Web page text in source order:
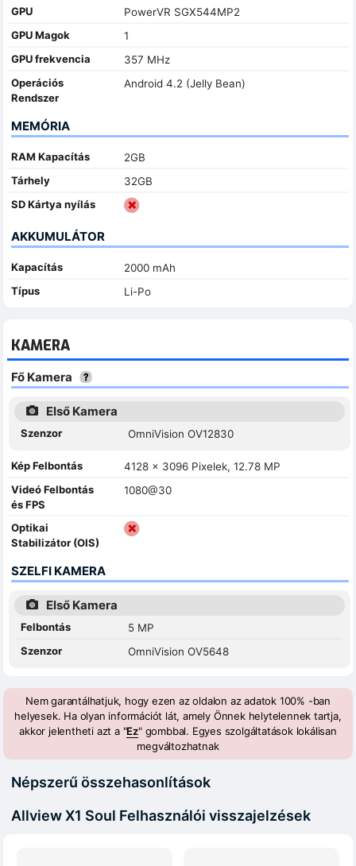
GPU
PowerVR SGX544MP2
GPU Magok
1
GPU frekvencia
357 MHz
Operációs
Rendszer
Android 4.2 (Jelly Bean)
MEMÓRIA
RAM Kapacítás
2GB
Tárhely
32GB
SD Kártya nyílás
AKKUMULÁTOR
Kapacítás
2000 mAh
Típus
Li-Po
KAMERA
Fő Kamera
Első Kamera
Szenzor OmniVision OV12830
Kép Felbontás
4128 x 3096 Pixelek, 12.78 MP
Videó Felbontás
és FPS
1080@30
Optikai
Stabilizátor (OIS)
SZELFI KAMERA
Első Kamera
Felbontás
5 MP
Szenzor
OmniVision OV5648
Nem garantálhatjuk, hogy ezen az oldalon az adatok 100% -ban
helyesek. Ha olyan információt lát, amely Önnek helytelennek tartja,
akkor jelentheti azt a "Ez" gombbal. Egyes szolgáltatások lokálisan
megváltozhatnak
Népszerű összehasonlítások
Allview X1 Soul Felhasználói visszajelzések